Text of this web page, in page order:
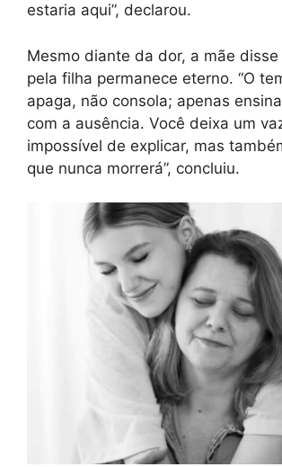
estaria aqui”, declarou.
Mesmo diante da dor, a mãe
pela filha permanece eterno. “O
apaga, não consola; apenas
com a ausência. Você deixa um
impossível de explicar, mas
que nunca morrerá”, concluiu.